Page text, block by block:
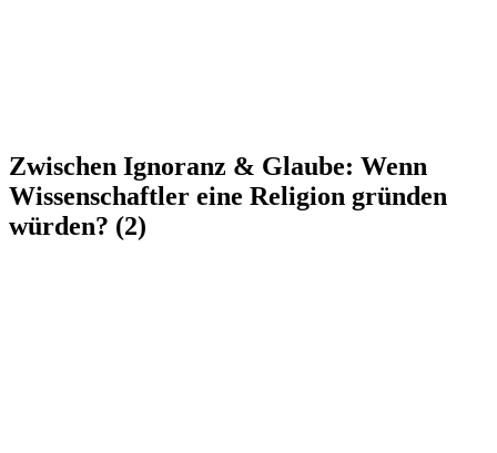
Zwischen Ignoranz & Glaube: Wenn
Wissenschaftler eine Religion gründen
würden? (2)